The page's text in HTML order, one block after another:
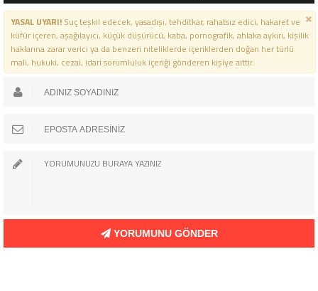
YASAL UYARI!Suç teşkil edecek, yasadışı, tehditkar, rahatsız edici, hakaret ve
küfür içeren, aşağılayıcı, küçük düşürücü, kaba, pornografik, ahlaka aykırı, kişilik
haklarına zarar verici ya da benzeri niteliklerde içeriklerden doğan her türlü
mali, hukuki, cezai, idari sorumluluk içeriği gönderen kişiye aittir.
YORUMUNU GÖNDER